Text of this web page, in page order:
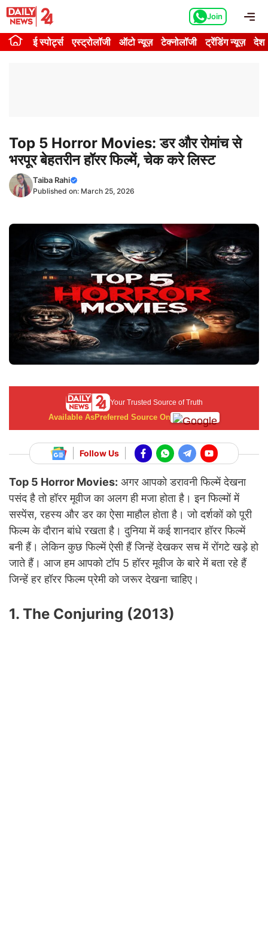
Skip
content
Join
ई स्पोर्ट्स एस्ट्रोलॉजी ऑटो न्यूज़ टेक्नोलॉजी ट्रेंडिंग न्यूज़ देश
Top 5 Horror Movies: डर और रोमांच से
भरपूर बेहतरीन हॉरर फिल्में, चेक करे लिस्ट
Taiba Rahi
Published on: March 25, 2026
Your Trusted Source of Truth
Available AsPreferred Source On
Follow Us
Top 5 Horror Movies: अगर आपको डरावनी फिल्में देखना
पसंद है तो हॉरर मूवीज का अलग ही मजा होता है। इन फिल्मों में
सस्पेंस, रहस्य और डर का ऐसा माहौल होता है। जो दर्शकों को पूरी
फिल्म के दौरान बांधे रखता है। दुनिया में कई शानदार हॉरर फिल्में
बनी हैं। लेकिन कुछ फिल्में ऐसी हैं जिन्हें देखकर सच में रोंगटे खड़े हो
जाते हैं। आज हम आपको टॉप 5 हॉरर मूवीज के बारे में बता रहे हैं
जिन्हें हर हॉरर फिल्म प्रेमी को जरूर देखना चाहिए।
1. The Conjuring (2013)